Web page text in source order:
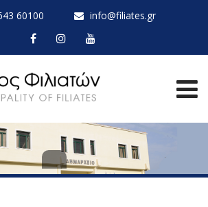
60100 info@filiates.gr